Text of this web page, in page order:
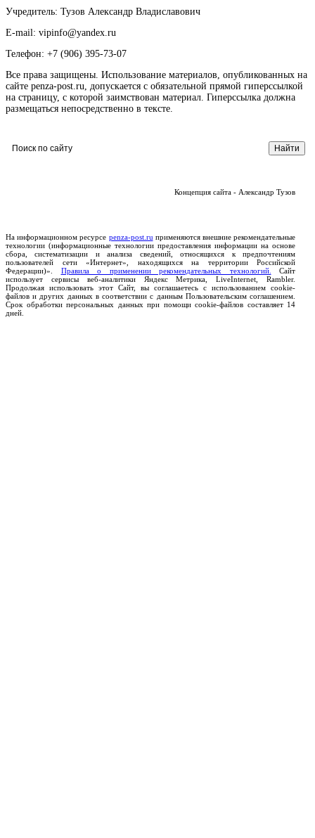
Учредитель: Тузов Александр Владиславович
E-mail: vipinfo@yandex.ru
Телефон: +7 (906) 395-73-07
Все права защищены. Использование материалов, опубликованных на
сайте penza-post.ru, допускается с обязательной прямой гиперссылкой
на страницу, с которой заимствован материал. Гиперссылка должна
размещаться непосредственно в тексте.
Концепция сайта - Александр Тузов
На информационном ресурсе penza-post.ru применяются внешние рекомендательные
технологии (информационные технологии предоставления информации на основе
сбора, систематизации и анализа сведений, относящихся к предпочтениям
пользователей сети «Интернет», находящихся на территории Российской
Федерации)». Правила о применении рекомендательных технологий.
Сайт
использует сервисы веб-аналитики Яндекс Метрика, LiveInternet, Rambler.
Продолжая использовать этот Сайт, вы соглашаетесь с использованием cookie-
файлов и других данных в соответствии с данным Пользовательским соглашением.
Срок обработки персональных данных при помощи cookie-файлов составляет 14
дней.